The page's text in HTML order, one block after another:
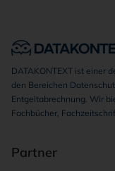
DATAKONTEXT ist einer
den Bereichen
Entgeltabrechnung. Wir
Fachbücher,
Partner